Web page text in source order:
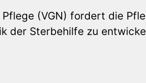
(VGN) fordert die
der Sterbehilfe zu